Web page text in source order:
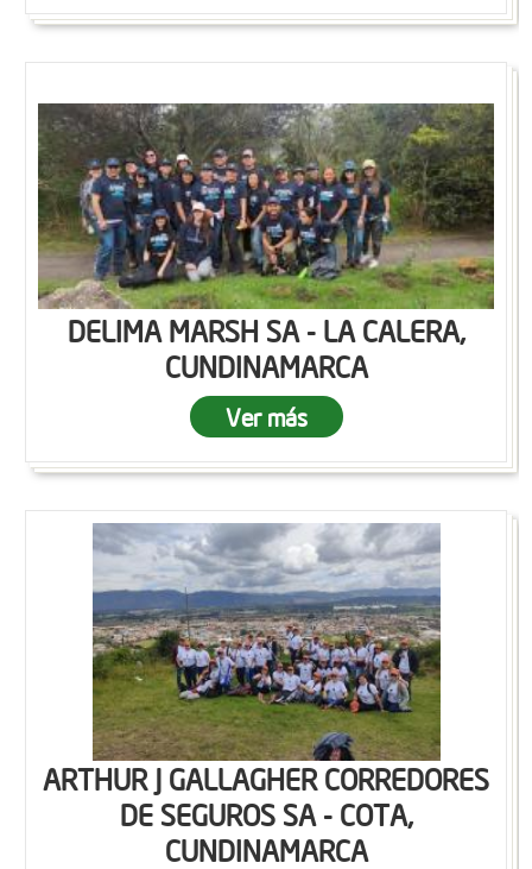
DELIMA MARSH SA - LA CALERA,
CUNDINAMARCA
Ver más
ARTHUR J GALLAGHER CORREDORES
DE SEGUROS SA - COTA,
CUNDINAMARCA